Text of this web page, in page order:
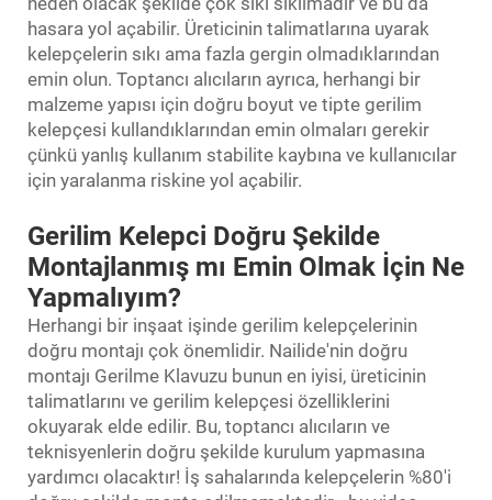
hasara yol açabilir. Üreticinin talimatlarına uyarak
kelepçelerin sıkı ama fazla gergin olmadıklarından
emin olun. Toptancı alıcıların ayrıca, herhangi bir
malzeme yapısı için doğru boyut ve tipte gerilim
kelepçesi kullandıklarından emin olmaları gerekir
çünkü yanlış kullanım stabilite kaybına ve kullanıcılar
için yaralanma riskine yol açabilir.
Gerilim Kelepci Doğru Şekilde
Montajlanmış mı Emin Olmak İçin Ne
Yapmalıyım?
Herhangi bir inşaat işinde gerilim kelepçelerinin
doğru montajı çok önemlidir. Nailide'nin doğru
montajı Gerilme Klavuzu bunun en iyisi, üreticinin
talimatlarını ve gerilim kelepçesi özelliklerini
okuyarak elde edilir. Bu, toptancı alıcıların ve
teknisyenlerin doğru şekilde kurulum yapmasına
yardımcı olacaktır! İş sahalarında kelepçelerin %80'i